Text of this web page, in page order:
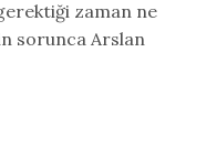
zaman ne
sorunca Arslan